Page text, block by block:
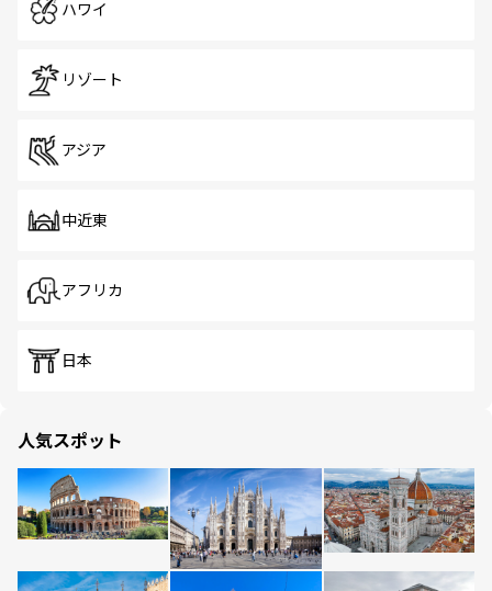
ハワイ
リゾート
アジア
中近東
アフリカ
日本
人気スポット